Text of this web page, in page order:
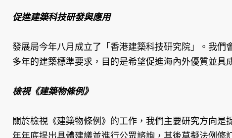
促進建築科技研發與應用
發展局今年八月成立了「香港建築科技研究院」。我
多年的建築標準要求，目的是希望促進海內外優質並具
檢視《建築物條例》
關於檢視《建築物條例》的工作，我們主要研究方向
年年底提出具體建議並進行公眾諮詢，其後草擬法例修